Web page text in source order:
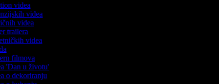
videa
videa
videa
trailera
videa
filmova
'Dan u životu'
o dekoriranju